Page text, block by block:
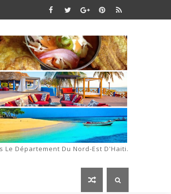
Le Département Du Nord-Est D'Haiti.